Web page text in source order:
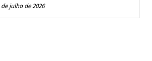
de julho de 2026